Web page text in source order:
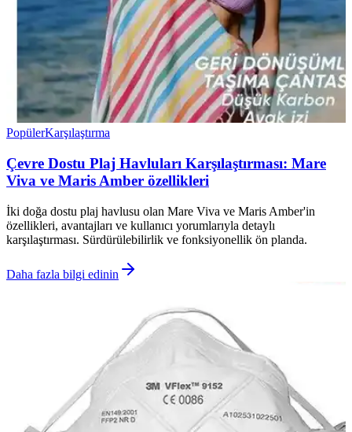
PopülerKarşılaştırma
Çevre Dostu Plaj Havluları Karşılaştırması: Mare
Viva ve Maris Amber özellikleri
İki doğa dostu plaj havlusu olan Mare Viva ve Maris Amber'in
özellikleri, avantajları ve kullanıcı yorumlarıyla detaylı
karşılaştırması. Sürdürülebilirlik ve fonksiyonellik ön planda.
Daha fazla bilgi edinin